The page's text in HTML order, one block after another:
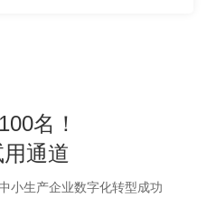
名！
通道
小生产企业数字化转型成功